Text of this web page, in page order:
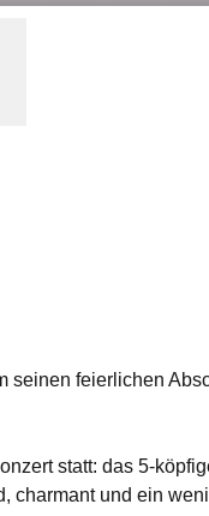
feierlichen
statt: das 5-
und ein